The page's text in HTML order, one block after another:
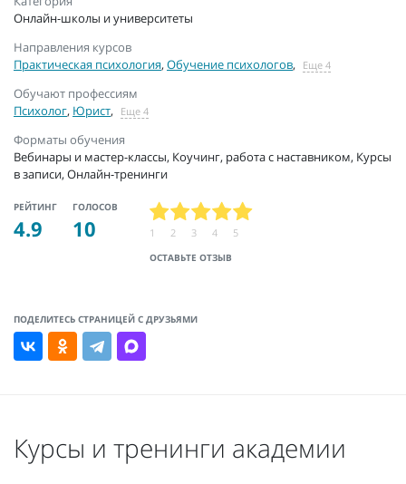
Онлайн-школы и университеты
Направления курсов
Практическая психология,Обучение психологов, Еще 4
Обучают профессиям
Психолог, Юрист, Еще 4
Форматы обучения
Вебинары и мастер-классы, Коучинг, работа с наставником, Курсы
в записи, Онлайн-тренинги
РЕЙТИНГ
4.9
ГОЛОСОВ
10
ОСТАВЬТЕ ОТЗЫВ
1 2 3 4 5
ПОДЕЛИТЕСЬ СТРАНИЦЕЙ С ДРУЗЬЯМИ
Курсы и тренинги академии